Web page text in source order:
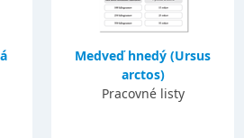
Medveď hnedý (Ursus
arctos)
Pracovné listy